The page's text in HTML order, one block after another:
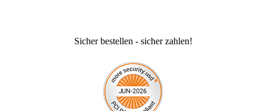
Sicher bestellen - sicher zahlen!